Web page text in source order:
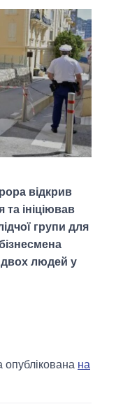
відкрив
ініціював
групи для
людей у
опублікована на